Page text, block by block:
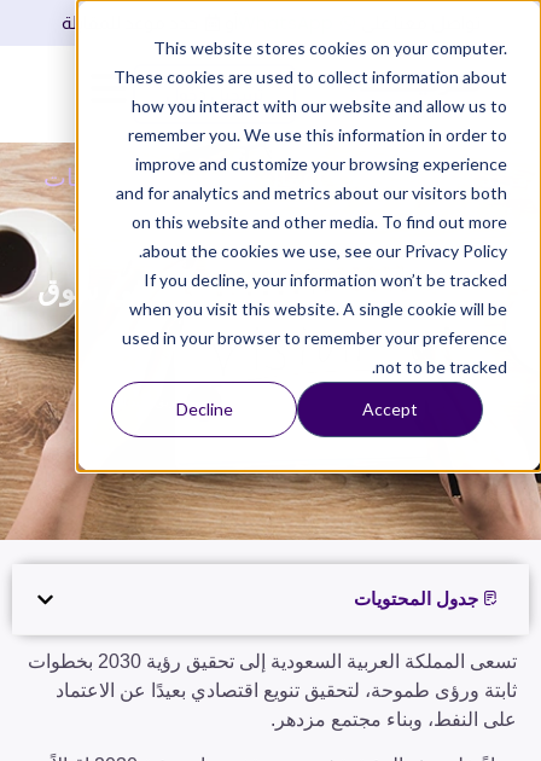
This website stores cookies on your computer.
These cookies are used to collect information about
how you interact with our website and allow us to
remember you. We use this information in order to
improve and customize your browsing experience
and for analytics and metrics about our visitors both
on this website and other media. To find out more
about the cookies we use, see our Privacy Policy.
If you decline, your information won’t be tracked
when you visit this website. A single cookie will be
used in your browser to remember your preference
not to be tracked.
Accept
Decline
حدد موعد للمقابلة
دليلك إلى تخصصات رؤية 2030 في سوق
العمل السعودي
مزيد»مدونة مزيد »أعمال»دليلك إلى تخصصات
رؤية 2030 في سوق العمل السعودي
تم التحديث فريق مزيد للأعمال
تسعى المملكة العربية السعودية إلى تحقيق رؤية 2030 بخطوات
ثابتة ورؤى طموحة، لتحقيق تنويع اقتصادي بعيدًا عن الاعتماد
على النفط، وبناء مجتمع مزدهر.
جدول المحتويات